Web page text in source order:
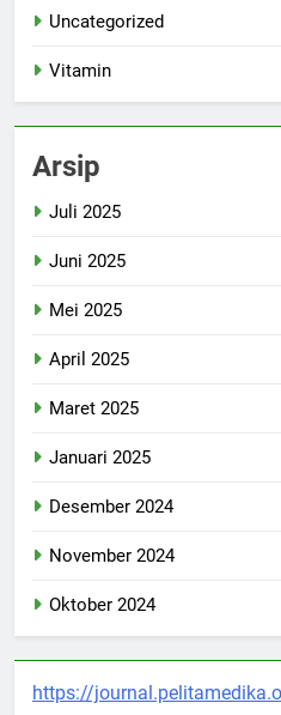
Uncategorized
Vitamin
Arsip
Juli 2025
Juni 2025
Mei 2025
April 2025
Maret 2025
Januari 2025
Desember 2024
November 2024
Oktober 2024
https://